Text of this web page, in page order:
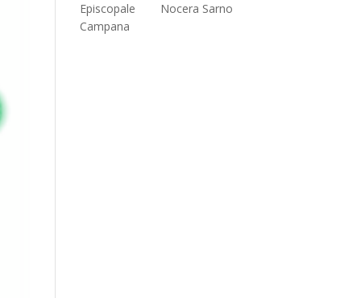
Episcopale
Campana
Nocera Sarno